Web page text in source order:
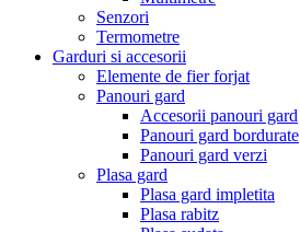
Senzori
Termometre
Garduri si accesorii
Elemente de fier forjat
Panouri gard
Accesorii panouri gard
Panouri gard bordurate
Panouri gard verzi
Plasa gard
Plasa gard impletita
Plasa rabitz